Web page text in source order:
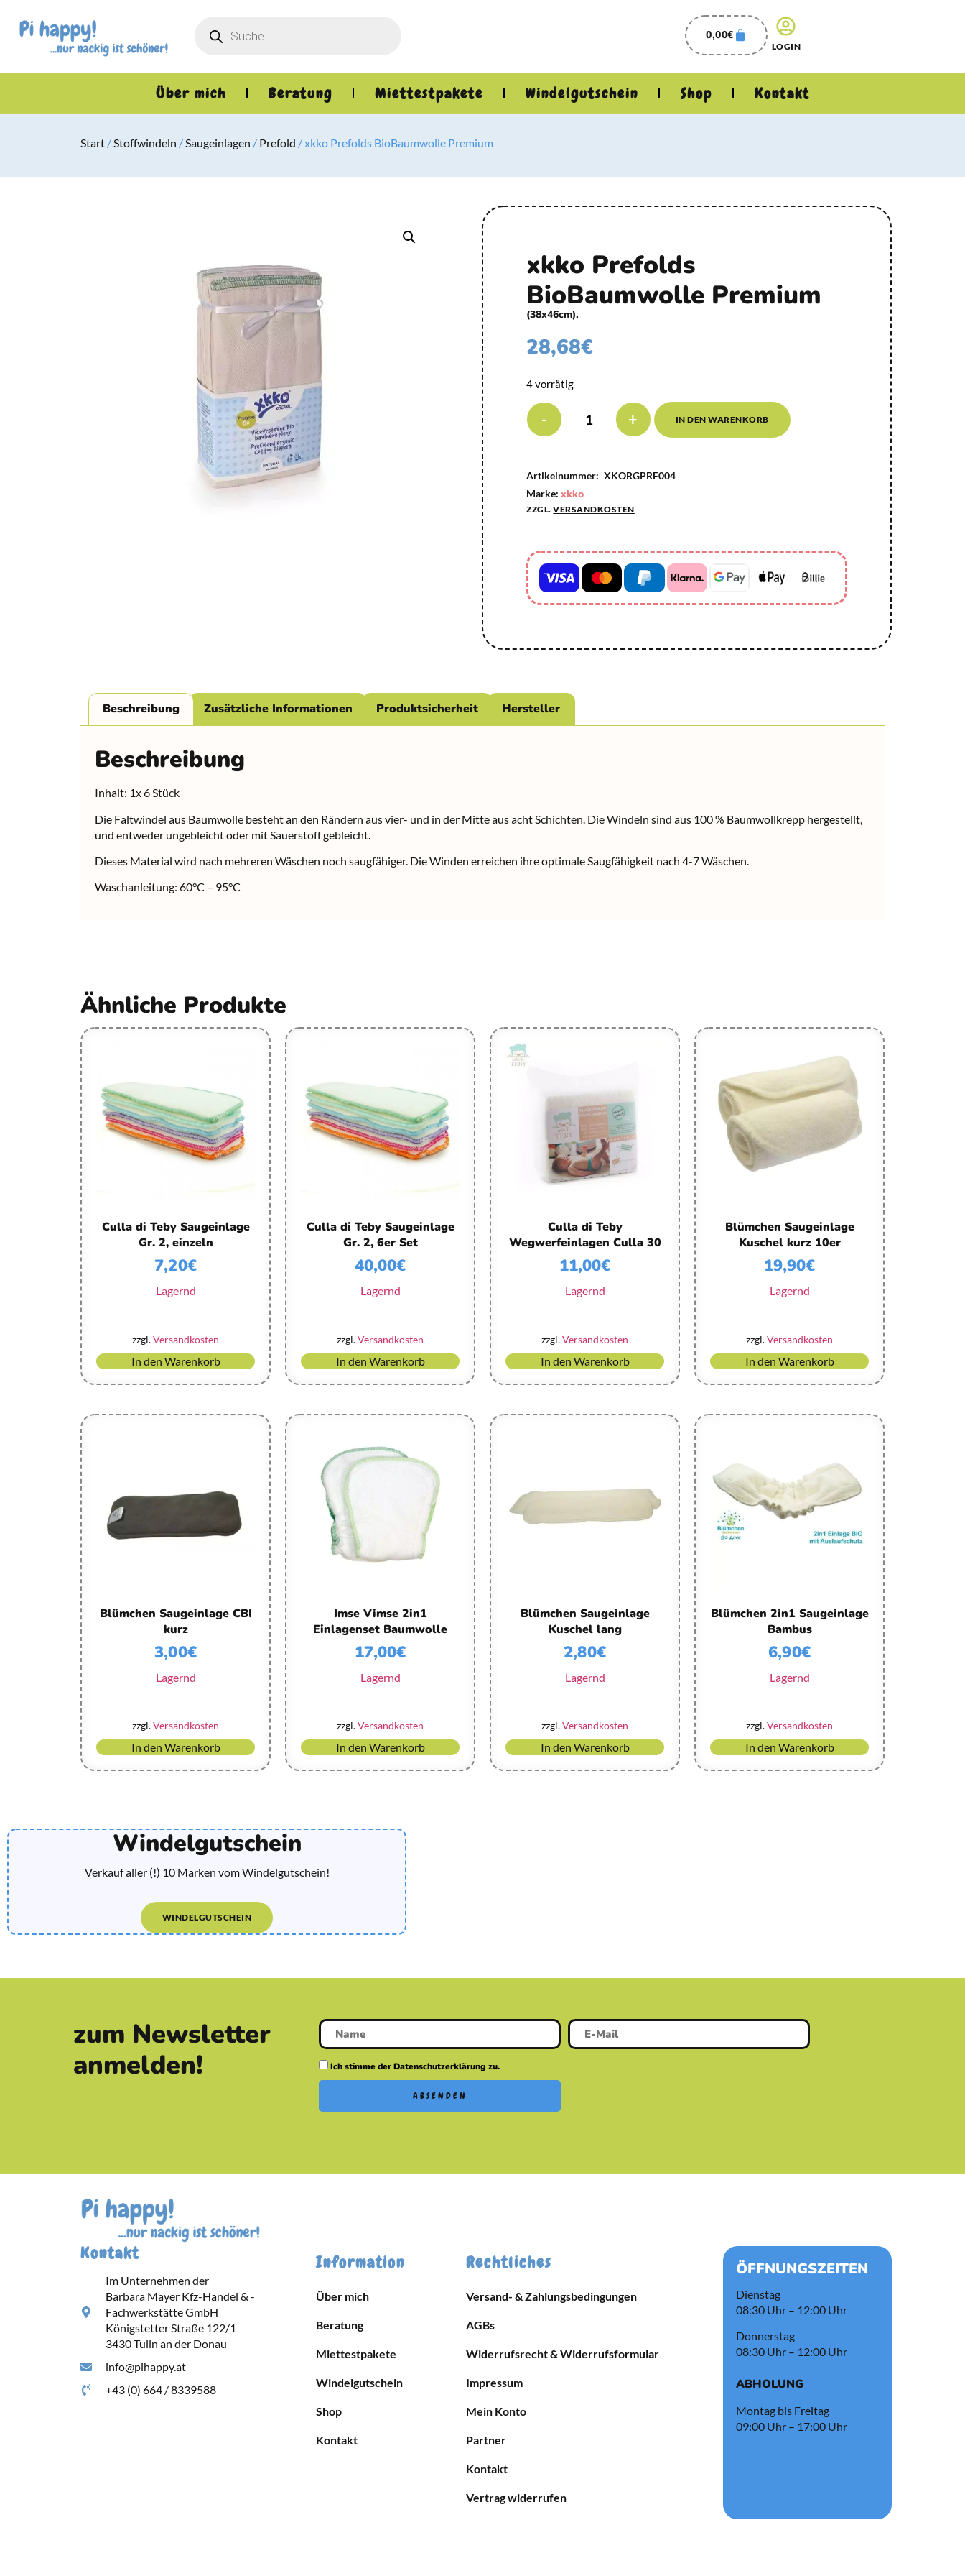
0,00€
LOGIN
Über mich Beratung Miettestpakete Windelgutschein Shop Kontakt
Start /Stoffwindeln /Saugeinlagen / Prefold / xkko Prefolds BioBaumwolle Premium
xkko Prefolds
BioBaumwolle Premium
(38x46cm),
28,68€
4 vorrätig
- + IN DEN WARENKORB
Artikelnummer: XKORGPRF004
Marke:xkko
ZZGL.VERSANDKOSTEN
Beschreibung Zusätzliche Informationen Produktsicherheit Hersteller
Beschreibung
Inhalt: 1x 6 Stück
Die Faltwindel aus Baumwolle besteht an den Rändern aus vier- und in der Mitte aus acht Schichten. Die Windeln sind aus 100 % Baumwollkrepp hergestellt,
und entweder ungebleicht oder mit Sauerstoff gebleicht.
Dieses Material wird nach mehreren Wäschen noch saugfähiger. Die Winden erreichen ihre optimale Saugfähigkeit nach 4-7 Wäschen.
Waschanleitung: 60°C – 95°C
Ähnliche Produkte
Culla di Teby Saugeinlage
Gr. 2, einzeln
7,20€
Lagernd
zzgl.Versandkosten
In den Warenkorb
Culla di Teby Saugeinlage
Gr. 2, 6er Set
40,00€
Lagernd
zzgl.Versandkosten
In den Warenkorb
Culla di Teby
Wegwerfeinlagen Culla 30
11,00€
Lagernd
zzgl.Versandkosten
In den Warenkorb
Blümchen Saugeinlage
Kuschel kurz 10er
19,90€
Lagernd
zzgl.Versandkosten
In den Warenkorb
Blümchen Saugeinlage CBI
kurz
3,00€
Lagernd
zzgl.Versandkosten
In den Warenkorb
Imse Vimse 2in1
Einlagenset Baumwolle
17,00€
Lagernd
zzgl.Versandkosten
In den Warenkorb
Blümchen Saugeinlage
Kuschel lang
2,80€
Lagernd
zzgl.Versandkosten
In den Warenkorb
Blümchen 2in1 Saugeinlage
Bambus
6,90€
Lagernd
zzgl.Versandkosten
In den Warenkorb
Windelgutschein
Verkauf aller (!) 10 Marken vom Windelgutschein!
WINDELGUTSCHEIN
zum Newsletter
anmelden!
Ich stimme der Datenschutzerklärung zu.
ABSENDEN
Kontakt
Im Unternehmen der
Barbara Mayer Kfz-Handel & -
Fachwerkstätte GmbH
Königstetter Straße 122/1
3430 Tulln an der Donau
info@pihappy.at
+43 (0) 664 / 8339588
Information
Über mich
Beratung
Miettestpakete
Windelgutschein
Shop
Kontakt
Rechtliches
Versand- & Zahlungsbedingungen
AGBs
Widerrufsrecht & Widerrufsformular
Impressum
Mein Konto
Partner
Kontakt
Vertrag widerrufen
ÖFFNUNGSZEITEN
Dienstag
08:30 Uhr – 12:00 Uhr
Donnerstag
08:30 Uhr – 12:00 Uhr
ABHOLUNG
Montag bis Freitag
09:00 Uhr – 17:00 Uhr